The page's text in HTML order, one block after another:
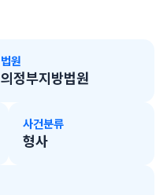
법원
의정부지방법원
사건분류
형사